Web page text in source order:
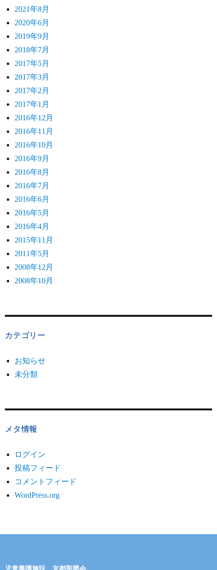
2021年8月
2020年6月
2019年9月
2018年7月
2017年5月
2017年3月
2017年2月
2017年1月
2016年12月
2016年11月
2016年10月
2016年9月
2016年8月
2016年7月
2016年6月
2016年5月
2016年4月
2015年11月
2011年5月
2008年12月
2008年10月
カテゴリー
お知らせ
未分類
メタ情報
ログイン
投稿フィード
コメントフィード
WordPress.org